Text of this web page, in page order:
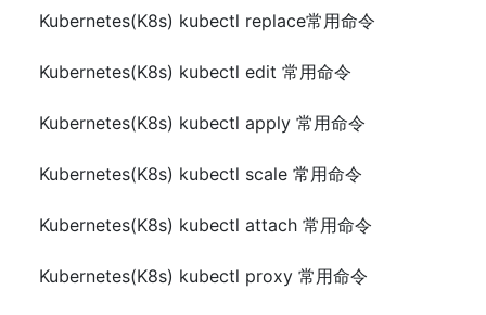
Kubernetes(K8s) kubectl replace常用命令
Kubernetes(K8s) kubectl edit 常用命令
Kubernetes(K8s) kubectl apply 常用命令
Kubernetes(K8s) kubectl scale 常用命令
Kubernetes(K8s) kubectl attach 常用命令
Kubernetes(K8s) kubectl proxy 常用命令